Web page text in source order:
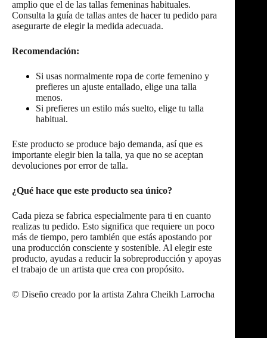
amplio que el de las tallas femeninas habituales.
Consulta la guía de tallas antes de hacer tu pedido para
asegurarte de elegir la medida adecuada.
Recomendación:
Si usas normalmente ropa de corte femenino y
prefieres un ajuste entallado, elige una talla
menos.
Si prefieres un estilo más suelto, elige tu talla
habitual.
Este producto se produce bajo demanda, así que es
importante elegir bien la talla, ya que no se aceptan
devoluciones por error de talla.
¿Qué hace que este producto sea único?
Cada pieza se fabrica especialmente para ti en cuanto
realizas tu pedido. Esto significa que requiere un poco
más de tiempo, pero también que estás apostando por
una producción consciente y sostenible. Al elegir este
producto, ayudas a reducir la sobreproducción y apoyas
el trabajo de un artista que crea con propósito.
© Diseño creado por la artista Zahra Cheikh Larrocha